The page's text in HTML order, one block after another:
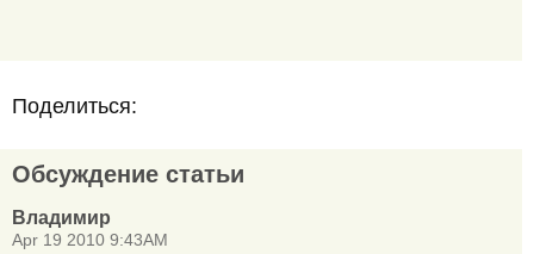
Поделиться:
Обсуждение статьи
Владимир
Apr 19 2010 9:43AM